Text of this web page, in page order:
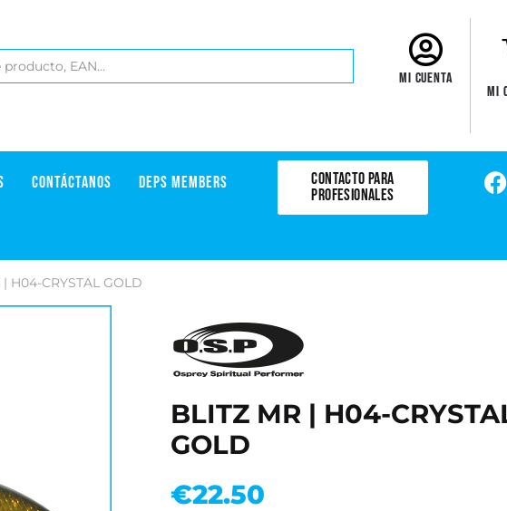
Mi cuenta
Mi
CONTÁCTANOS DEPS MEMBERS
CONTACTO PARA
PROFESIONALES
H04-CRYSTAL GOLD
BLITZ MR | H04-
GOLD
€22.50